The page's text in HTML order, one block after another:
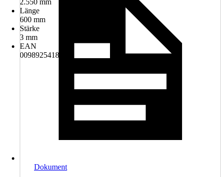
2.550 mm
Länge
600 mm
Stärke
3 mm
EAN
0098925418840
Dokument